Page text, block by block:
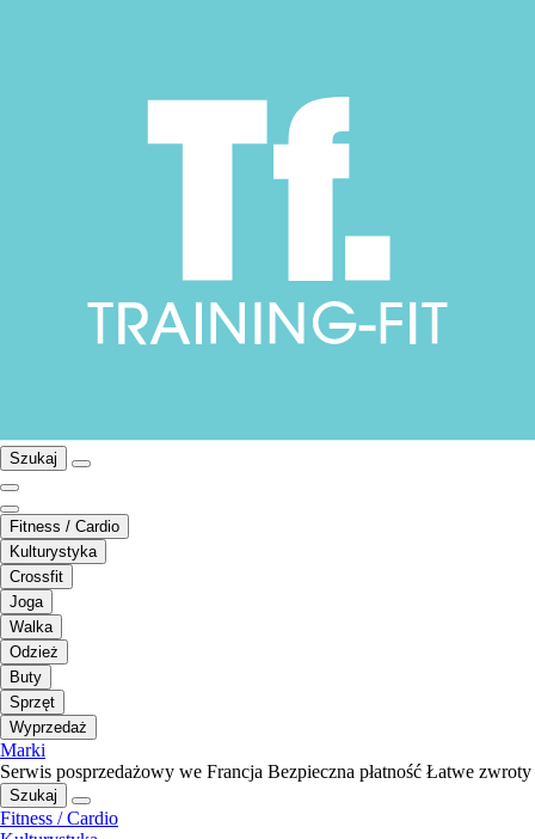
Szukaj
Fitness / Cardio
Kulturystyka
Crossfit
Joga
Walka
Odzież
Buty
Sprzęt
Wyprzedaż
Marki
Serwis posprzedażowy we Francja Bezpieczna płatność Łatwe zwroty
Szukaj
Fitness / Cardio